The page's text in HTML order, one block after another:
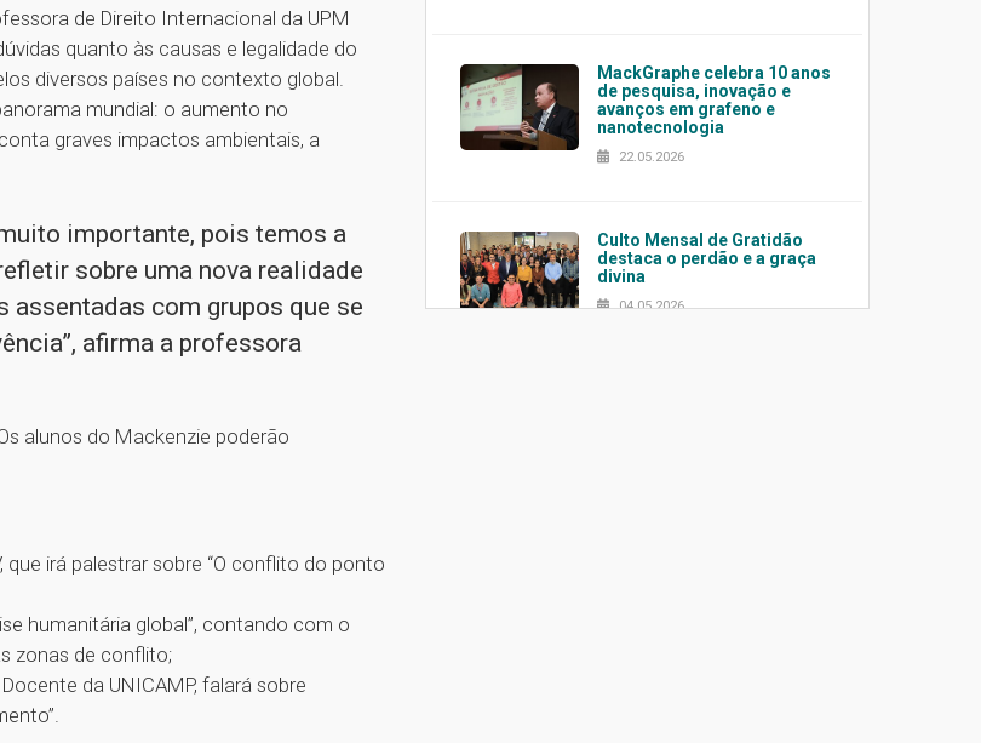
de Direito Internacional da UPM
quanto às causas e legalidade do
diversos países no contexto global.
mundial: o aumento no
graves impactos ambientais, a
importante, pois temos a
sobre uma nova realidade
assentadas com grupos que se
afirma a professora
alunos do Mackenzie poderão
que irá palestrar sobre “O conflito do ponto
humanitária global”, contando com o
zonas de conflito;
da UNICAMP, falará sobre
MackGraphe celebra 10 anos
de pesquisa, inovação e
avanços em grafeno e
nanotecnologia
22.05.2026
Culto Mensal de Gratidão
destaca o perdão e a graça
divina
04.05.2026